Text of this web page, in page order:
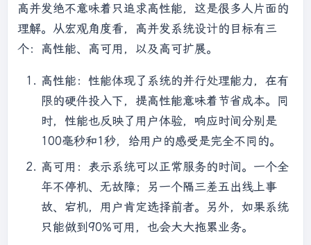
高并发绝不意味着只追求高性能，这是很多人片面的
理解。从宏观角度看，高并发系统设计的目标有三
个：高性能、高可用，以及高可扩展。
高性能：性能体现了系统的并行处理能力，在有
限的硬件投入下，提高性能意味着节省成本。同
时，性能也反映了用户体验，响应时间分别是
100毫秒和1秒，给用户的感受是完全不同的。
高可用：表示系统可以正常服务的时间。一个全
年不停机、无故障；另一个隔三差五出线上事
故、宕机，用户肯定选择前者。另外，如果系统
只能做到90%可用，也会大大拖累业务。